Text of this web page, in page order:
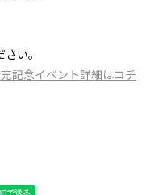
い。
記念イベント詳細はコチ